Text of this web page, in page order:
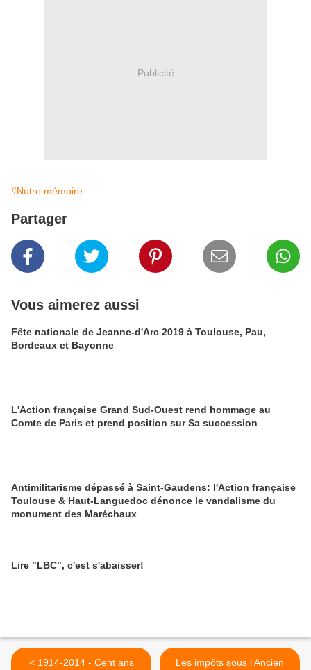
Publicité
#Notre mémoire
Partager
Vous aimerez aussi
Fête nationale de Jeanne-d'Arc 2019 à Toulouse, Pau,
Bordeaux et Bayonne
L'Action française Grand Sud-Ouest rend hommage au
Comte de Paris et prend position sur Sa succession
Antimilitarisme dépassé à Saint-Gaudens: l'Action française
Toulouse & Haut-Languedoc dénonce le vandalisme du
monument des Maréchaux
Lire "LBC", c'est s'abaisser!
< 1914-2014 - Cent ans Les impôts sous l'Ancien